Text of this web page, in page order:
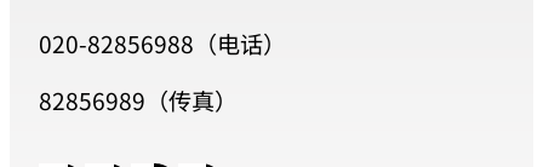
020-82856988（电话）
82856989（传真）